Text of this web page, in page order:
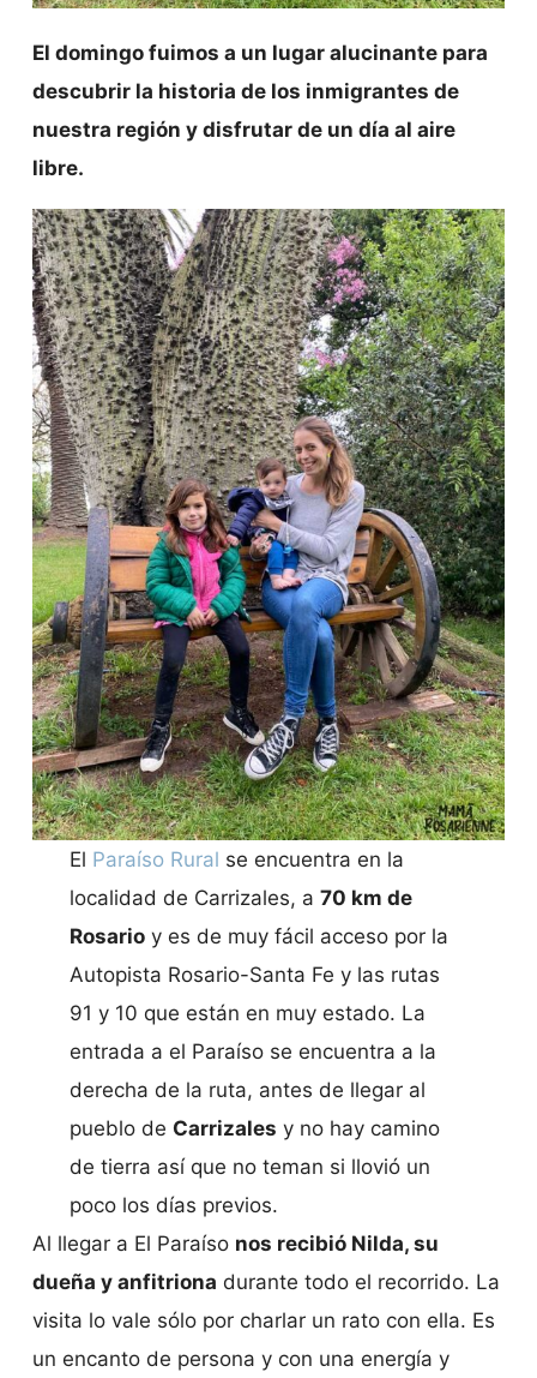
El domingo fuimos a un lugar alucinante para
descubrir la historia de los inmigrantes de
nuestra región y disfrutar de un día al aire
libre.
El Paraíso Rural se encuentra en la
localidad de Carrizales, a70 km de
Rosario y es de muy fácil acceso por la
Autopista Rosario-Santa Fe y las rutas
91 y 10 que están en muy estado. La
entrada a el Paraíso se encuentra a la
derecha de la ruta, antes de llegar al
pueblo de Carrizales y no hay camino
de tierra así que no teman si llovió un
poco los días previos.
Al llegar a El Paraíso nos recibió Nilda, su
dueña y anfitriona durante todo el recorrido. La
visita lo vale sólo por charlar un rato con ella. Es
un encanto de persona y con una energía y